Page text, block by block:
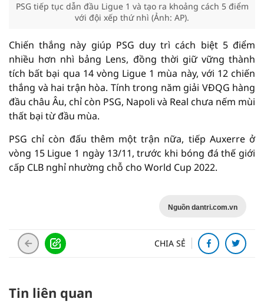
PSG tiếp tục dẫn đầu Ligue 1 và tạo ra khoảng cách 5 điểm
với đội xếp thứ nhì (Ảnh: AP).
Chiến thắng này giúp PSG duy trì cách biệt 5 điểm
nhiều hơn nhì bảng Lens, đồng thời giữ vững thành
tích bất bại qua 14 vòng Ligue 1 mùa này, với 12 chiến
thắng và hai trận hòa. Tính trong năm giải VĐQG hàng
đầu châu Âu, chỉ còn PSG, Napoli và Real chưa nếm mùi
thất bại từ đầu mùa.
PSG chỉ còn đấu thêm một trận nữa, tiếp Auxerre ở
vòng 15 Ligue 1 ngày 13/11, trước khi bóng đá thế giới
cấp CLB nghỉ nhường chỗ cho World Cup 2022.
Nguồn dantri.com.vn
CHIA SẺ
Tin liên quan